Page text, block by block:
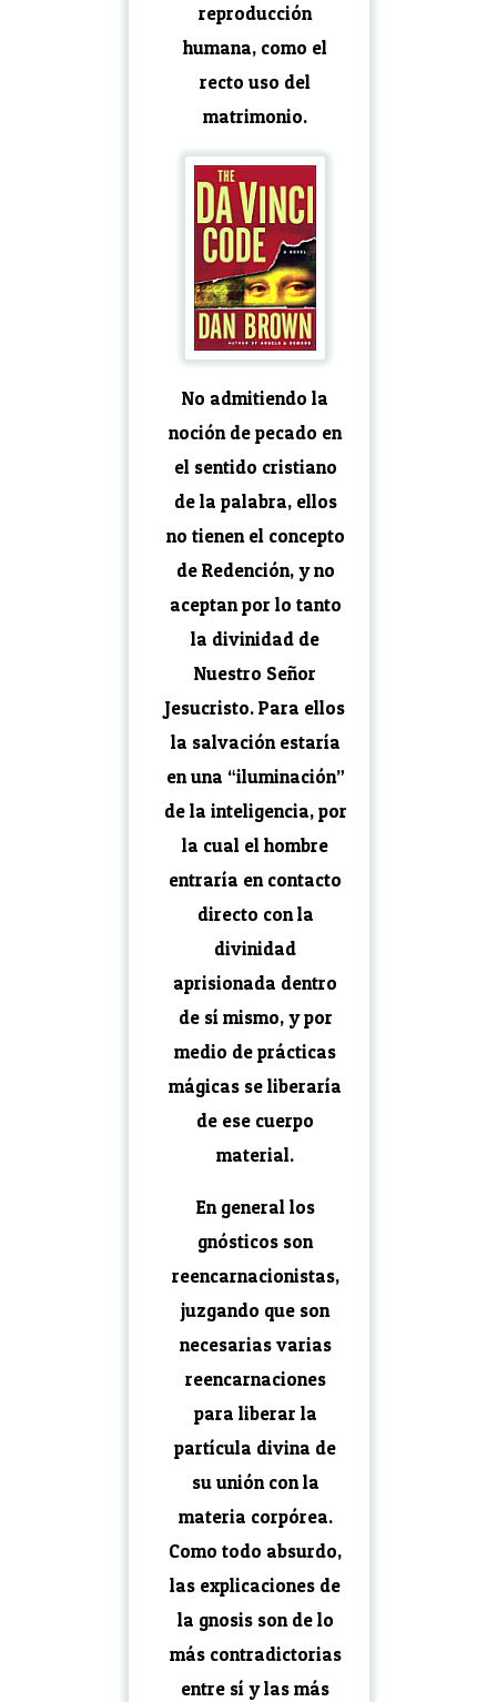
reproducción
humana, como el
recto uso del
matrimonio.
No admitiendo la
noción de pecado en
el sentido cristiano
de la palabra, ellos
no tienen el concepto
de Redención, y no
aceptan por lo tanto
la divinidad de
Nuestro Señor
Jesucristo. Para ellos
la salvación estaría
en una “iluminación”
de la inteligencia, por
la cual el hombre
entraría en contacto
directo con la
divinidad
aprisionada dentro
de sí mismo, y por
medio de prácticas
mágicas se liberaría
de ese cuerpo
material.
En general los
gnósticos son
reencarnacionistas,
juzgando que son
necesarias varias
reencarnaciones
para liberar la
partícula divina de
su unión con la
materia corpórea.
Como todo absurdo,
las explicaciones de
la gnosis son de lo
más contradictorias
entre sí y las más